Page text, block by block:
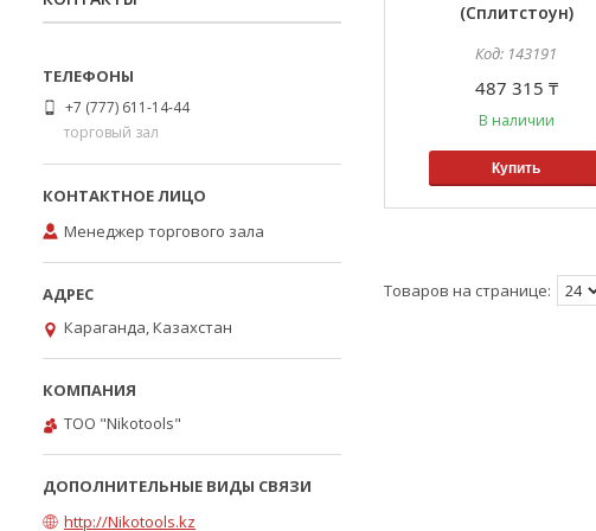
(Сплитстоун)
143191
487 315 ₸
В наличии
Купить
+7 (777) 611-14-44
торговый зал
Менеджер торгового зала
Караганда, Казахстан
ТОО "Nikotools"
http://Nikotools.kz